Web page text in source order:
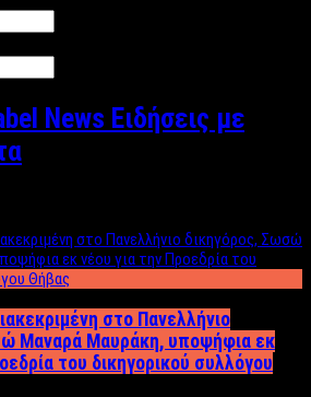
News Ειδήσεις με
στο Πανελλήνιο
Μαναρά Μαυράκη, υποψήφια εκ
του δικηγορικού συλλόγου